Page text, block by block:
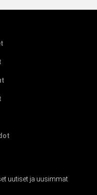
uutiset ja uusimmat